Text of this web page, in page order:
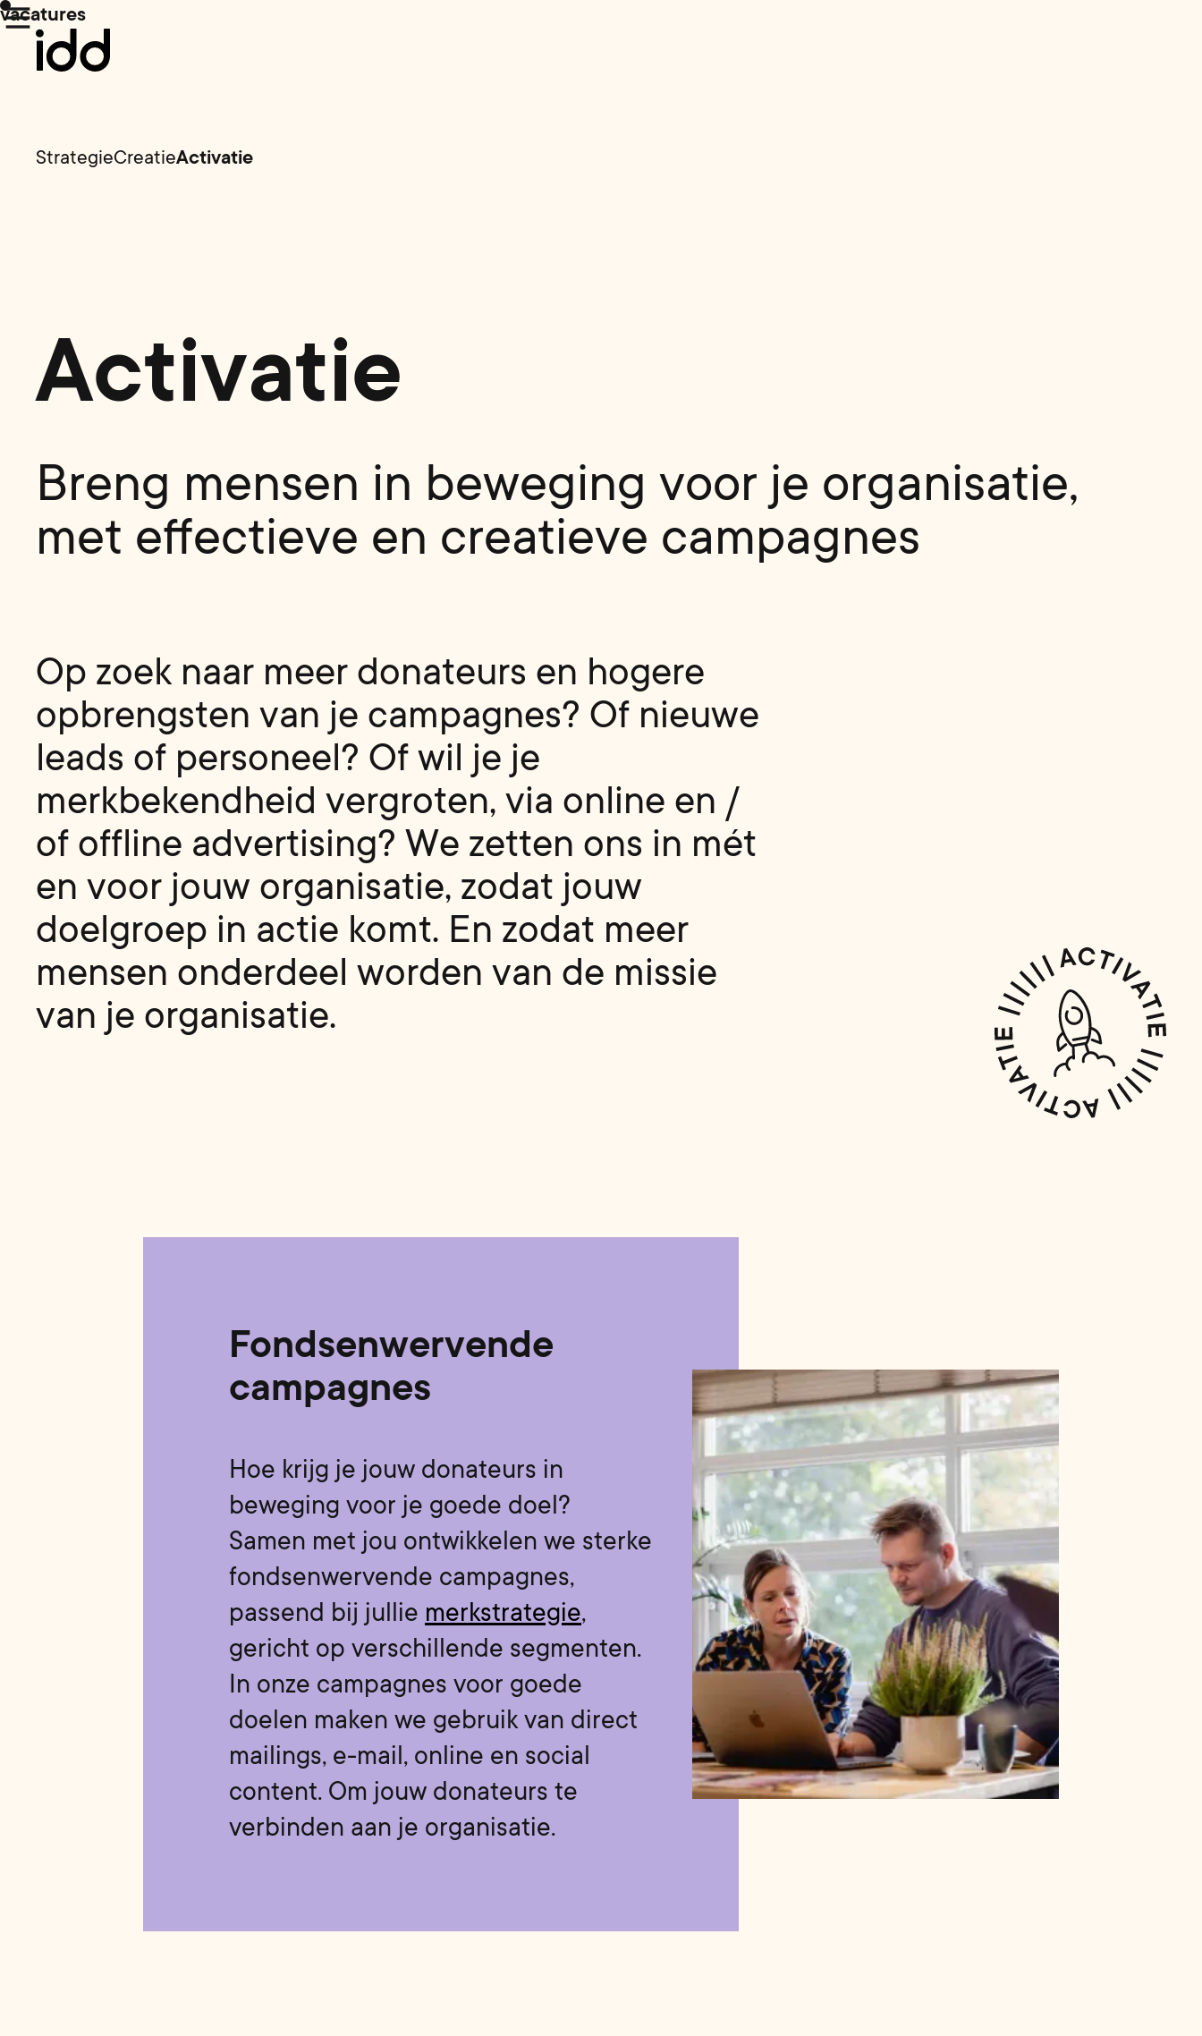
vacatures
StrategieCreatieActivatie
Activatie
Breng mensen in beweging voor je organisatie,
met effectieve en creatieve campagnes
Op zoek naar meer donateurs en hogere
opbrengsten van je campagnes? Of nieuwe
leads of personeel? Of wil je je
merkbekendheid vergroten, via online en /
of offline advertising? We zetten ons in mét
en voor jouw organisatie, zodat jouw
doelgroep in actie komt. En zodat meer
mensen onderdeel worden van de missie
van je organisatie.
Fondsenwervende
campagnes
Hoe krijg je jouw donateurs in
beweging voor je goede doel?
Samen met jou ontwikkelen we sterke
fondsenwervende campagnes,
passend bij jullie merkstrategie,
gericht op verschillende segmenten.
In onze campagnes voor goede
doelen maken we gebruik van direct
mailings, e-mail, online en social
content. Om jouw donateurs te
verbinden aan je organisatie.